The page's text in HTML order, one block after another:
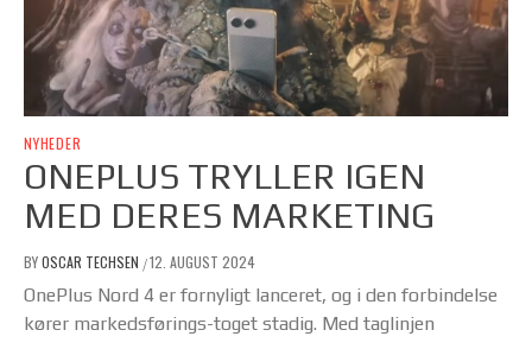
NYHEDER
ONEPLUS TRYLLER IGEN
MED DERES MARKETING
BYOSCAR TECHSEN /12. AUGUST 2024
OnePlus Nord 4 er fornyligt lanceret, og i den forbindelse
kører markedsførings-toget stadig. Med taglinjen